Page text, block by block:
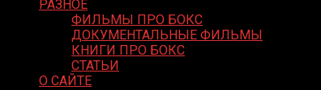
РАЗНОЕ
ФИЛЬМЫ ПРО БОКС
ДОКУМЕНТАЛЬНЫЕ ФИЛЬМЫ
КНИГИ ПРО БОКС
СТАТЬИ
О САЙТЕ